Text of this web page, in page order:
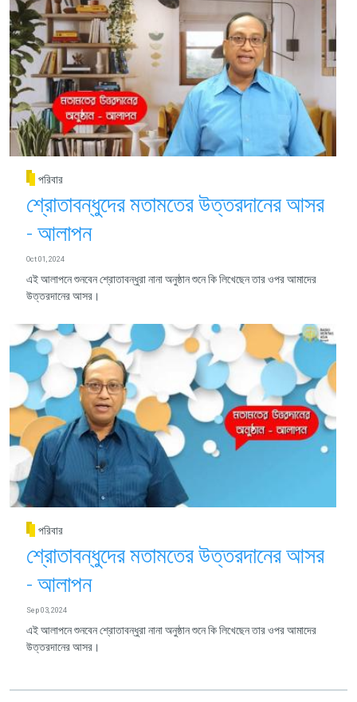
পরিবার
শ্রোতাবন্ধুদের মতামতের উত্তরদানের আসর
- আলাপন
Oct 01, 2024
এই আলাপনে শুনবেন শ্রোতাবন্ধুরা নানা অনুষ্ঠান শুনে কি লিখেছেন তার ওপর আমাদের
উত্তরদানের আসর।
পরিবার
শ্রোতাবন্ধুদের মতামতের উত্তরদানের আসর
- আলাপন
Sep 03, 2024
এই আলাপনে শুনবেন শ্রোতাবন্ধুরা নানা অনুষ্ঠান শুনে কি লিখেছেন তার ওপর আমাদের
উত্তরদানের আসর।